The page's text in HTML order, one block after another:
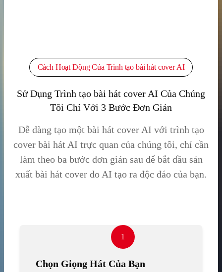
Cách Hoạt Động Của Trình tạo bài hát cover AI
Sử Dụng Trình tạo bài hát cover AI Của Chúng
Tôi Chỉ Với 3 Bước Đơn Giản
Dễ dàng tạo một bài hát cover AI với trình tạo
cover bài hát AI trực quan của chúng tôi, chỉ cần
làm theo ba bước đơn giản sau để bắt đầu sản
xuất bài hát cover do AI tạo ra độc đáo của bạn.
1
Chọn Giọng Hát Của Bạn